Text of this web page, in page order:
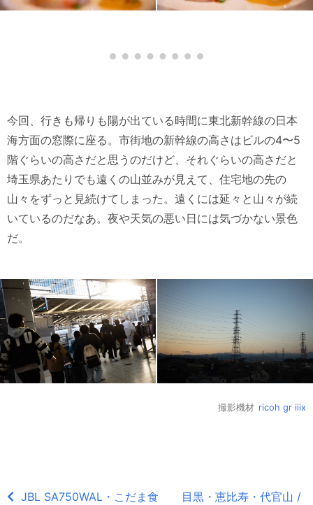
今回、行きも帰りも陽が出ている時間に東北新幹線の日本
海方面の窓際に座る。市街地の新幹線の高さはビルの4〜5
階ぐらいの高さだと思うのだけど、それぐらいの高さだと
埼玉県あたりでも遠くの山並みが見えて、住宅地の先の
山々をずっと見続けてしまった。遠くには延々と山々が続
いているのだなあ。夜や天気の悪い日には気づかない景色
だ。
撮影機材 ricoh gr iiix
JBL SA750WAL・こだま食
目黒・恵比寿・代官山 /